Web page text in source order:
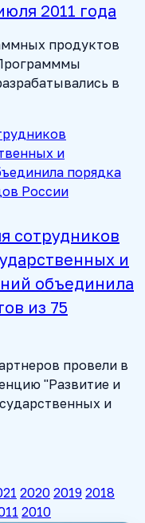
2011 года
продуктов
в
сотрудников
и
объединила
из 75
провели в
"Развитие и
и
2020 2019 2018
2010